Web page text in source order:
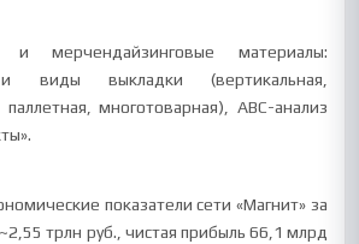
и мерчендайзинговые материалы:
виды выкладки (вертикальная,
паллетная, многотоварная), ABC-анализ
показатели сети «Магнит» за
трлн руб., чистая прибыль 66,1 млрд